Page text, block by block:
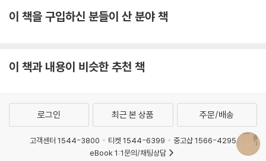
이 책을 구입하신 분들이 산 분야 책
이 책과 내용이 비슷한 추천 책
로그인 최근 본 상품 주문/배송
고객센터 1544-3800 티켓 1544-6399
중고샵 1566-4295
eBook 1:1문의/채팅상담